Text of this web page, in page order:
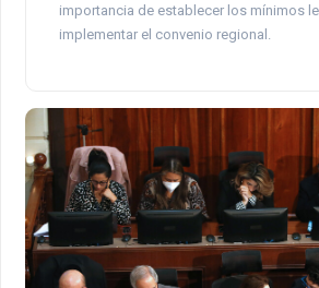
importancia de establecer los mínimos
implementar el convenio regional.